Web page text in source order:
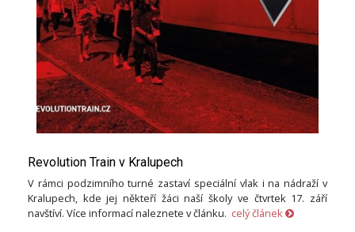
Revolution Train v Kralupech
V rámci podzimního turné zastaví speciální vlak i na nádraží v
Kralupech, kde jej někteří žáci naší školy ve čtvrtek 17. září
navštíví. Více informací naleznete v článku. celý článek